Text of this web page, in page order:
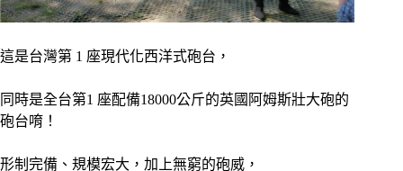
這是台灣第 1 座現代化西洋式砲台，
同時是全台第1 座配備18000公斤的英國阿姆斯壯大砲的
砲台唷！
形制完備、規模宏大，加上無窮的砲威，